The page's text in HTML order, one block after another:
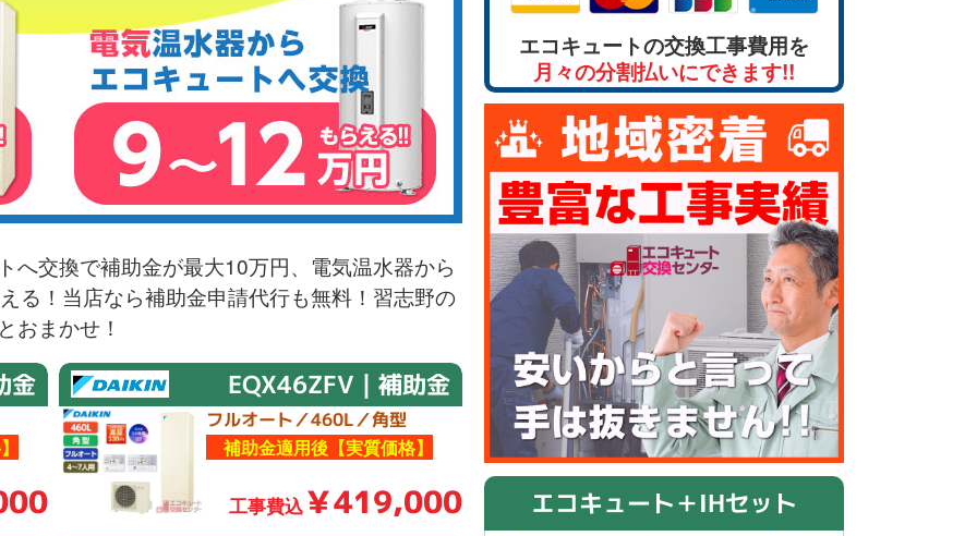
へ交換で補助金が最大10万円、電気温水器から
る！当店なら補助金申請代行も無料！習志野の
おまかせ！
金 EQX46ZFV｜補助金
フルオート／460L／角型
補助金適用後【実質価格】
工事費込￥419,000
エコキュートの交換工事費用を
月々の分割払いにできます!!
エコキュート＋IHセット